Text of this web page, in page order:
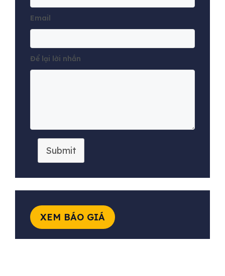
Email
Để lại lời nhắn
Submit
XEM BÁO GIÁ